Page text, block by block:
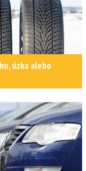
úzka alebo